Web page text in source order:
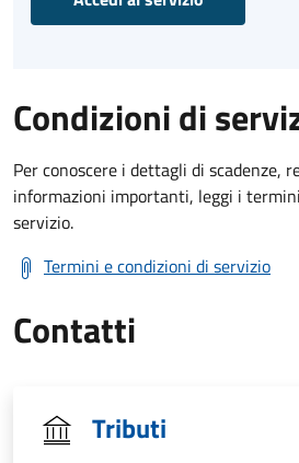
Condizioni di
Per conoscere i dettagli di scadenze,
informazioni importanti, leggi i
servizio.
Termini e condizioni di servizio
Contatti
Tributi